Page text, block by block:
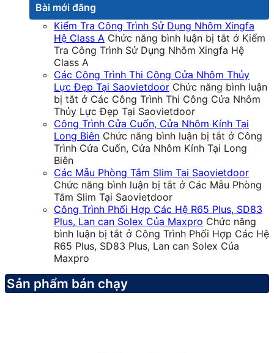
Bài mới đăng
Kiểm Tra Công Trình Sử Dụng Nhôm Xingfa
Hệ Class A Chức năng bình luận bị tắt ở Kiểm
Tra Công Trình Sử Dụng Nhôm Xingfa Hệ
Class A
Các Công Trình Thi Công Cửa Nhôm Thủy
Lực Đẹp Tại Saovietdoor Chức năng bình luận
bị tắt ở Các Công Trình Thi Công Cửa Nhôm
Thủy Lực Đẹp Tại Saovietdoor
Công Trình Cửa Cuốn, Cửa Nhôm Kính Tại
Long Biên Chức năng bình luận bị tắt ở Công
Trình Cửa Cuốn, Cửa Nhôm Kính Tại Long
Biên
Các Mẫu Phòng Tắm Slim Tại Saovietdoor
Chức năng bình luận bị tắt ở Các Mẫu Phòng
Tắm Slim Tại Saovietdoor
Công Trình Phối Hợp Các Hệ R65 Plus, SD83
Plus, Lan can Solex Của Maxpro Chức năng
bình luận bị tắt ở Công Trình Phối Hợp Các Hệ
R65 Plus, SD83 Plus, Lan can Solex Của
Maxpro
Sản phẩm bán chạy